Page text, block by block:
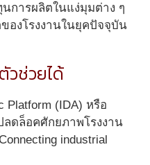
การผลิตในแง่มุมต่าง ๆ
องโรงงานในยุคปัจจุบัน
วช่วยได้
Platform (IDA) หรือ
ดล็อคศักยภาพโรงงาน
industrial